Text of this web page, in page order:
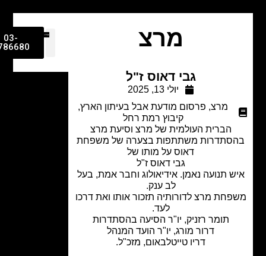
מרצ
גבי דאוס ז"ל
מרצ, פרסום מודעת אבל בעיתון הארץ,
קיבוץ רמת רחל
הברית העולמית של מרצ וסיעת מרצ
משתתפות בצערה של משפחת
דאוס על מותו של
גבי דאוס ז"ל
תנועה נאמן. אידיאולוג וחבר אמת, בעל
מרצ לדורותיה תזכור אותו ואת דרכו
תומר רזניק, יו"ר הסיעה בהסתדרות
דרור מורג, יו"ר הועד המנהל
דריו טייטלבאום, מזכ"ל.
03-
9786680